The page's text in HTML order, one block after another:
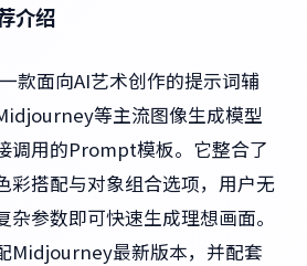
介绍
款面向AI艺术创作的提示词辅
等主流图像生成模型
调用的Prompt模板。它整合了
彩搭配与对象组合选项，用户无
参数即可快速生成理想画面。
Midjourney最新版本，并配套